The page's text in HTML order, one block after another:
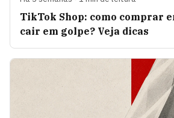
TikTok Shop: como comprar
cair em golpe? Veja dicas